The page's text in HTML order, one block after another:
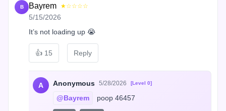
B Bayrem ★☆☆☆☆
5/15/2026
It’s not loading up 😭
👍 15 Reply
A Anonymous 5/28/2026 [Level 0]
@Bayrem poop 46457